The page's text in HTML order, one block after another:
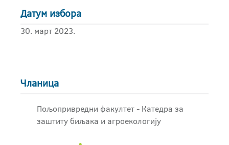
Датум избора
30. март 2023.
Чланица
Пољопривредни факултет - Катедра за
заштиту биљака и агроекологију